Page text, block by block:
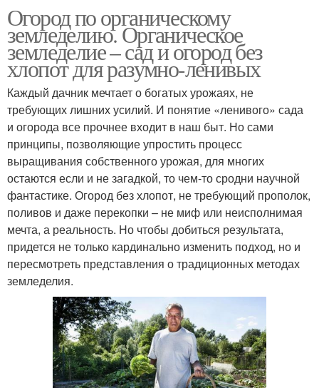
Огород по органическому
земледелию. Органическое
земледелие – сад и огород без
хлопот для разумно-ленивых
Каждый дачник мечтает о богатых урожаях, не
требующих лишних усилий. И понятие «ленивого» сада
и огорода все прочнее входит в наш быт. Но сами
принципы, позволяющие упростить процесс
выращивания собственного урожая, для многих
остаются если и не загадкой, то чем-то сродни научной
фантастике. Огород без хлопот, не требующий прополок,
поливов и даже перекопки – не миф или неисполнимая
мечта, а реальность. Но чтобы добиться результата,
придется не только кардинально изменить подход, но и
пересмотреть представления о традиционных методах
земледелия.